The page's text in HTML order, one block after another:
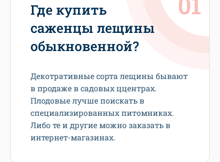
Где купить
саженцы лещины
обыкновенной?
Декотративные сорта лещины бывают
в продаже в садовых ццентрах.
Плодовые лучше поискать в
специализированных питомниках.
Либо те и другие можно заказать в
интернет-магазинах.